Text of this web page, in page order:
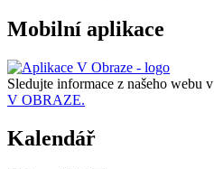
Mobilní aplikace
Sledujte informace z našeho webu v
V OBRAZE.
Kalendář